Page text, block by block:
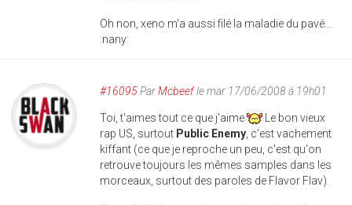
Oh non, xeno m'a aussi filé la maladie du pavé...
:nany:
#16095ParMcbeefle mar 17/06/2008 à 19h01
Toi, t'aimes tout ce que j'aime
Le bon vieux
rap US, surtout Public Enemy , c'est vachement
kiffant (ce que je reproche un peu, c'est qu'on
retrouve toujours les mêmes samples dans les
morceaux, surtout des paroles de Flavor Flav).